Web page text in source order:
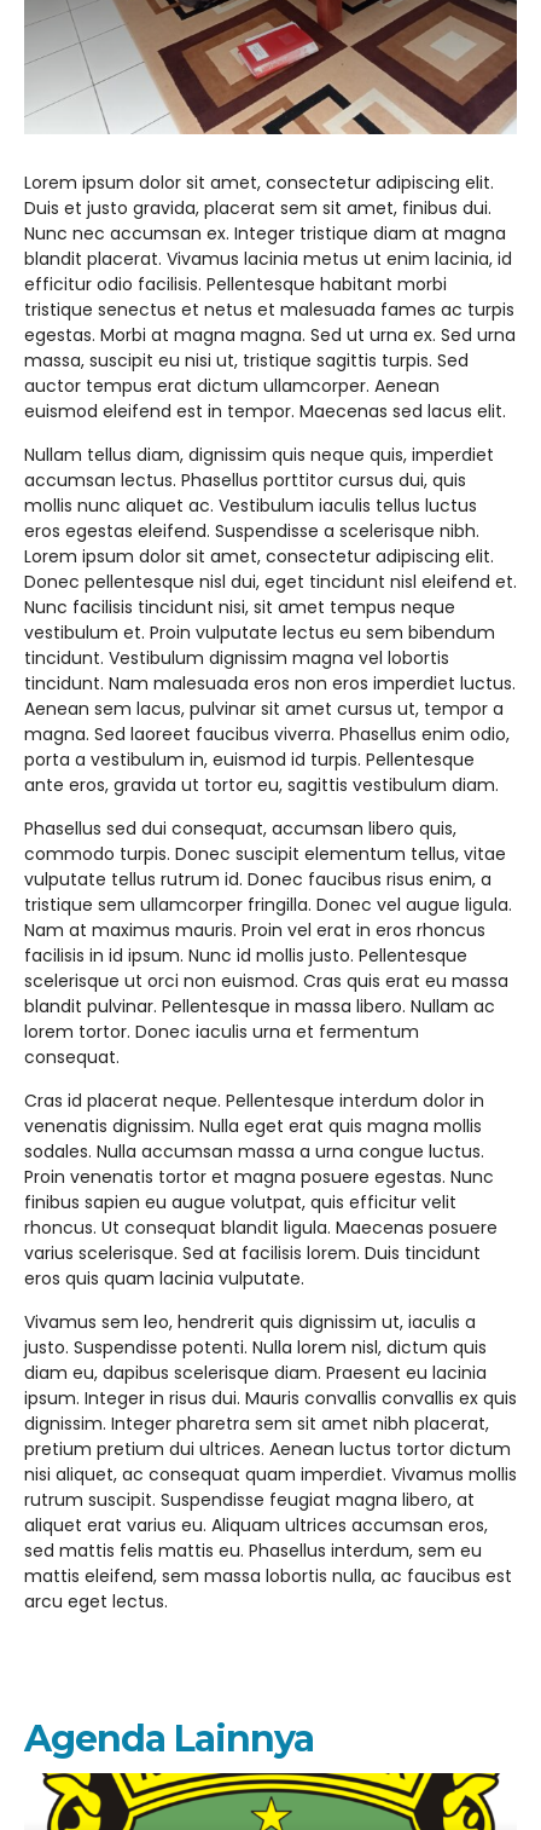
kurikulum skb kota samarinda20252026
JADWAL UJIAN SUMATIF TAHUN 2025/2026
Lorem ipsum dolor sit amet, consectetur adipiscing elit.
Duis et justo gravida, placerat sem sit amet, finibus dui.
Nunc nec accumsan ex. Integer tristique diam at magna
blandit placerat. Vivamus lacinia metus ut enim lacinia, id
efficitur odio facilisis. Pellentesque habitant morbi
tristique senectus et netus et malesuada fames ac turpis
egestas. Morbi at magna magna. Sed ut urna ex. Sed urna
massa, suscipit eu nisi ut, tristique sagittis turpis. Sed
auctor tempus erat dictum ullamcorper. Aenean
euismod eleifend est in tempor. Maecenas sed lacus elit.
Nullam tellus diam, dignissim quis neque quis, imperdiet
accumsan lectus. Phasellus porttitor cursus dui, quis
mollis nunc aliquet ac. Vestibulum iaculis tellus luctus
eros egestas eleifend. Suspendisse a scelerisque nibh.
Lorem ipsum dolor sit amet, consectetur adipiscing elit.
Donec pellentesque nisl dui, eget tincidunt nisl eleifend et.
Nunc facilisis tincidunt nisi, sit amet tempus neque
vestibulum et. Proin vulputate lectus eu sem bibendum
tincidunt. Vestibulum dignissim magna vel lobortis
tincidunt. Nam malesuada eros non eros imperdiet luctus.
Aenean sem lacus, pulvinar sit amet cursus ut, tempor a
magna. Sed laoreet faucibus viverra. Phasellus enim odio,
porta a vestibulum in, euismod id turpis. Pellentesque
ante eros, gravida ut tortor eu, sagittis vestibulum diam.
Phasellus sed dui consequat, accumsan libero quis,
commodo turpis. Donec suscipit elementum tellus, vitae
vulputate tellus rutrum id. Donec faucibus risus enim, a
tristique sem ullamcorper fringilla. Donec vel augue ligula.
Nam at maximus mauris. Proin vel erat in eros rhoncus
facilisis in id ipsum. Nunc id mollis justo. Pellentesque
scelerisque ut orci non euismod. Cras quis erat eu massa
blandit pulvinar. Pellentesque in massa libero. Nullam ac
lorem tortor. Donec iaculis urna et fermentum
consequat.
Cras id placerat neque. Pellentesque interdum dolor in
venenatis dignissim. Nulla eget erat quis magna mollis
sodales. Nulla accumsan massa a urna congue luctus.
Proin venenatis tortor et magna posuere egestas. Nunc
finibus sapien eu augue volutpat, quis efficitur velit
rhoncus. Ut consequat blandit ligula. Maecenas posuere
varius scelerisque. Sed at facilisis lorem. Duis tincidunt
eros quis quam lacinia vulputate.
Vivamus sem leo, hendrerit quis dignissim ut, iaculis a
justo. Suspendisse potenti. Nulla lorem nisl, dictum quis
diam eu, dapibus scelerisque diam. Praesent eu lacinia
ipsum. Integer in risus dui. Mauris convallis convallis ex quis
dignissim. Integer pharetra sem sit amet nibh placerat,
pretium pretium dui ultrices. Aenean luctus tortor dictum
nisi aliquet, ac consequat quam imperdiet. Vivamus mollis
rutrum suscipit. Suspendisse feugiat magna libero, at
aliquet erat varius eu. Aliquam ultrices accumsan eros,
sed mattis felis mattis eu. Phasellus interdum, sem eu
mattis eleifend, sem massa lobortis nulla, ac faucibus est
arcu eget lectus.
Agenda Lainnya